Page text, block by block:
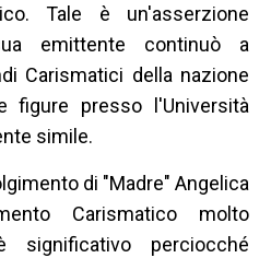
Tale è un'asserzione
emittente continuò a
Carismatici della nazione
figure presso l'Università
simile.
di "Madre" Angelica
Carismatico molto
significativo perciocché